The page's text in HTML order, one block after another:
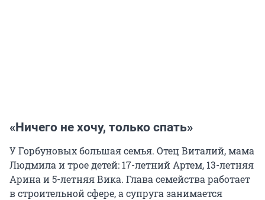
«Ничего не хочу, только спать»
У Горбуновых большая семья. Отец Виталий, мама
Людмила и трое детей: 17-летний Артем, 13-летняя
Арина и 5-летняя Вика. Глава семейства работает
в строительной сфере, а супруга занимается